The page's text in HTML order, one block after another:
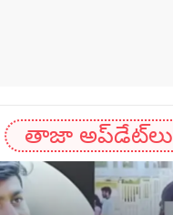
తాజా అప్‌డేట్‌లు